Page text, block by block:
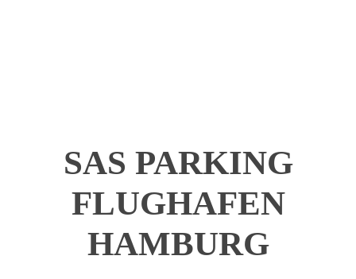
SAS PARKING
FLUGHAFEN
HAMBURG